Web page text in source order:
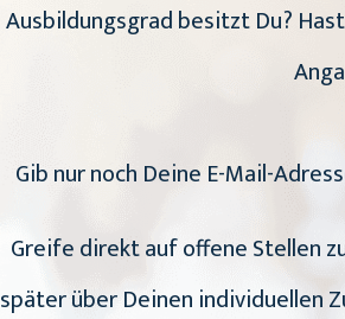
Ausbildungsgrad besitzt Du?
Gib nur noch Deine E-Mail-
Greife direkt auf offene Stellen
später über Deinen individuellen